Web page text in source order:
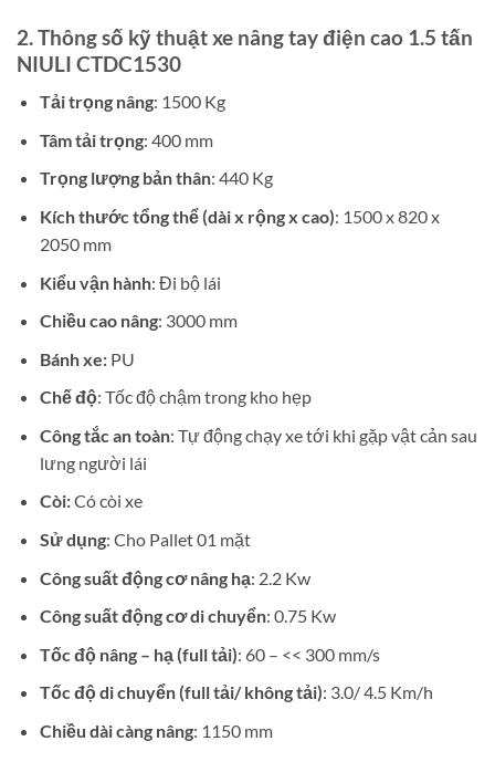
2. Thông số kỹ thuật xe nâng tay điện cao 1.5 tấn
NIULI CTDC1530
Tải trọng nâng: 1500 Kg
Tâm tải trọng: 400 mm
Trọng lượng bản thân: 440 Kg
Kích thước tổng thể (dài x rộng x cao): 1500 x 820 x
2050 mm
Kiểu vận hành: Đi bộ lái
Chiều cao nâng: 3000 mm
Bánh xe:PU
Chế độ: Tốc độ chậm trong kho hẹp
Công tắc an toàn: Tự động chạy xe tới khi gặp vật cản sau
lưng người lái
Còi:Có còi xe
Sử dụng: Cho Pallet 01 mặt
Công suất động cơ nâng hạ: 2.2 Kw
Công suất động cơ di chuyển: 0.75 Kw
Tốc độ nâng – hạ (full tải): 60 – << 300 mm/s
Tốc độ di chuyển (full tải/ không tải): 3.0/ 4.5 Km/h
Chiều dài càng nâng: 1150 mm